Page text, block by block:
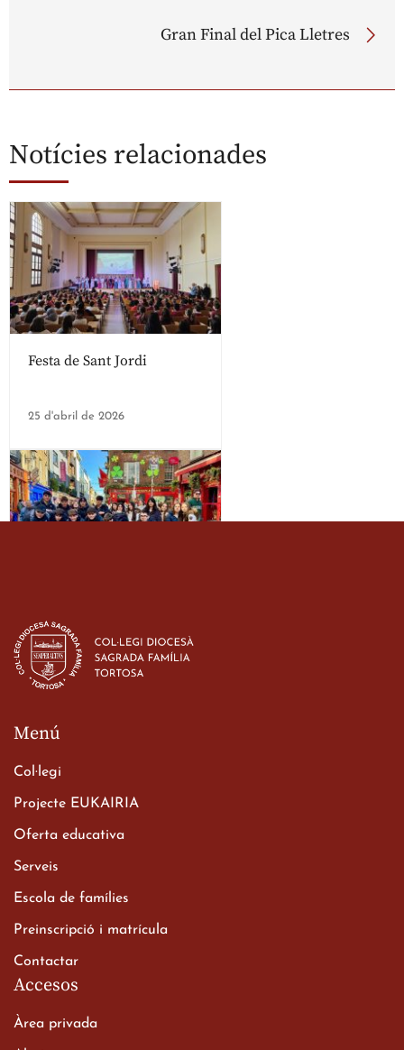
Gran Final del Pica Lletres
Notícies relacionades
Festa de Sant Jordi
25 d'abril de 2026
d’ESO-BSD a Irlanda
23 de març de 2026
Xerrada del Sr. Bisbe als
Batxillerat
Menú
Col·legi
Projecte EUKAIRIA
Oferta educativa
Serveis
Escola de famílies
Preinscripció i matrícula
Contactar
Accesos
Àrea privada